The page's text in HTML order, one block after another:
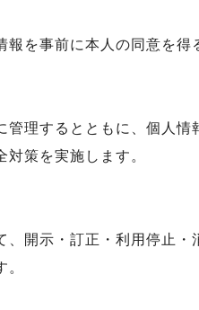
を事前に本人の同意を
理するとともに、個人
策を実施します。
開示・訂正・利用停止